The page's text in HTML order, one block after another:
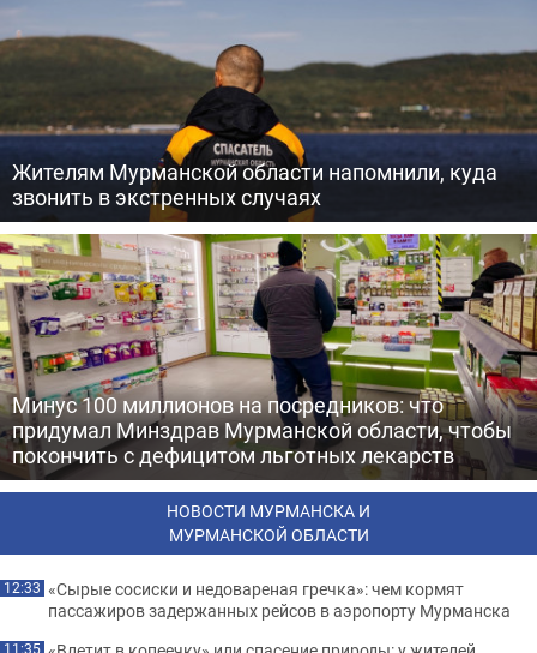
Жителям Мурманской области напомнили, куда
звонить в экстренных случаях
Минус 100 миллионов на посредников: что
придумал Минздрав Мурманской области, чтобы
покончить с дефицитом льготных лекарств
НОВОСТИ МУРМАНСКА И
МУРМАНСКОЙ ОБЛАСТИ
12:33 «Сырые сосиски и недовареная гречка»: чем кормят
пассажиров задержанных рейсов в аэропорту Мурманска
11:35